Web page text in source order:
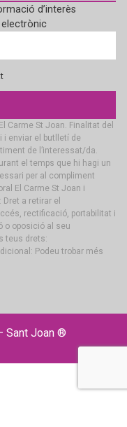
d’interès
Carme St Joan. Finalitat del
i enviar el butlletí de
de l’interessat/da.
el temps que hi hagi un
per al compliment
El Carme St Joan i
a retirar el
rectificació, portabilitat i
o oposició al seu
teus drets:
Podeu trobar més
Sant Joan ®